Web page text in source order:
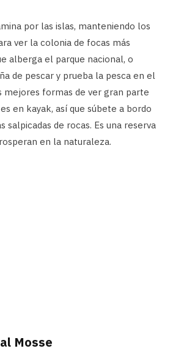
por las islas, manteniendo los
ver la colonia de focas más
alberga el parque nacional, o
de pescar y prueba la pesca en el
mejores formas de ver gran parte
en kayak, así que súbete a bordo
salpicadas de rocas. Es una reserva
en la naturaleza.
Mosse